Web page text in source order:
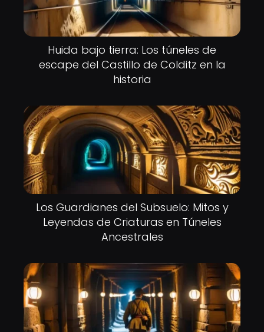
Huida bajo tierra: Los túneles de
escape del Castillo de Colditz en la
historia
Los Guardianes del Subsuelo: Mitos y
Leyendas de Criaturas en Túneles
Ancestrales